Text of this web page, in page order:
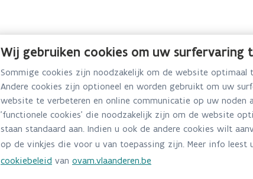
Wij gebruiken cookies om uw surfervaring
Sommige cookies zijn noodzakelijk om de website optimaal
Andere cookies zijn optioneel en worden gebruikt om uw
website te verbeteren en online communicatie op uw noden
'functionele cookies' die noodzakelijk zijn om de website
staan standaard aan. Indien u ook de andere cookies wilt
op de vinkjes die voor u van toepassing zijn. Meer info leest
cookiebeleid van ovam.vlaanderen.be